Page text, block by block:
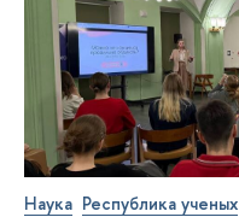
Наука Республика ученых